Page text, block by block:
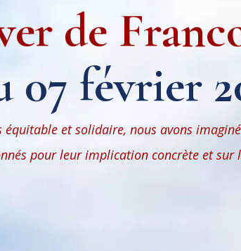
de
07 février
équitable et solidaire, nous avons
pour leur implication concrète et sur